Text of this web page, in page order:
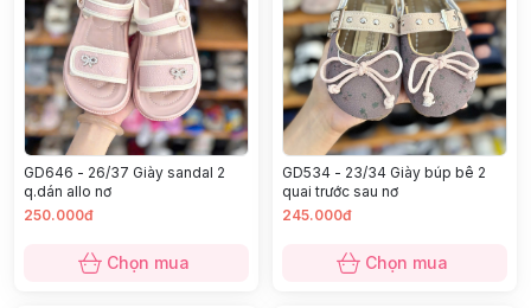
GD646 - 26/37 Giày sandal 2
q.dán allo nơ
250.000đ
Chọn mua
GD534 - 23/34 Giày búp bê 2
quai trước sau nơ
245.000đ
Chọn mua